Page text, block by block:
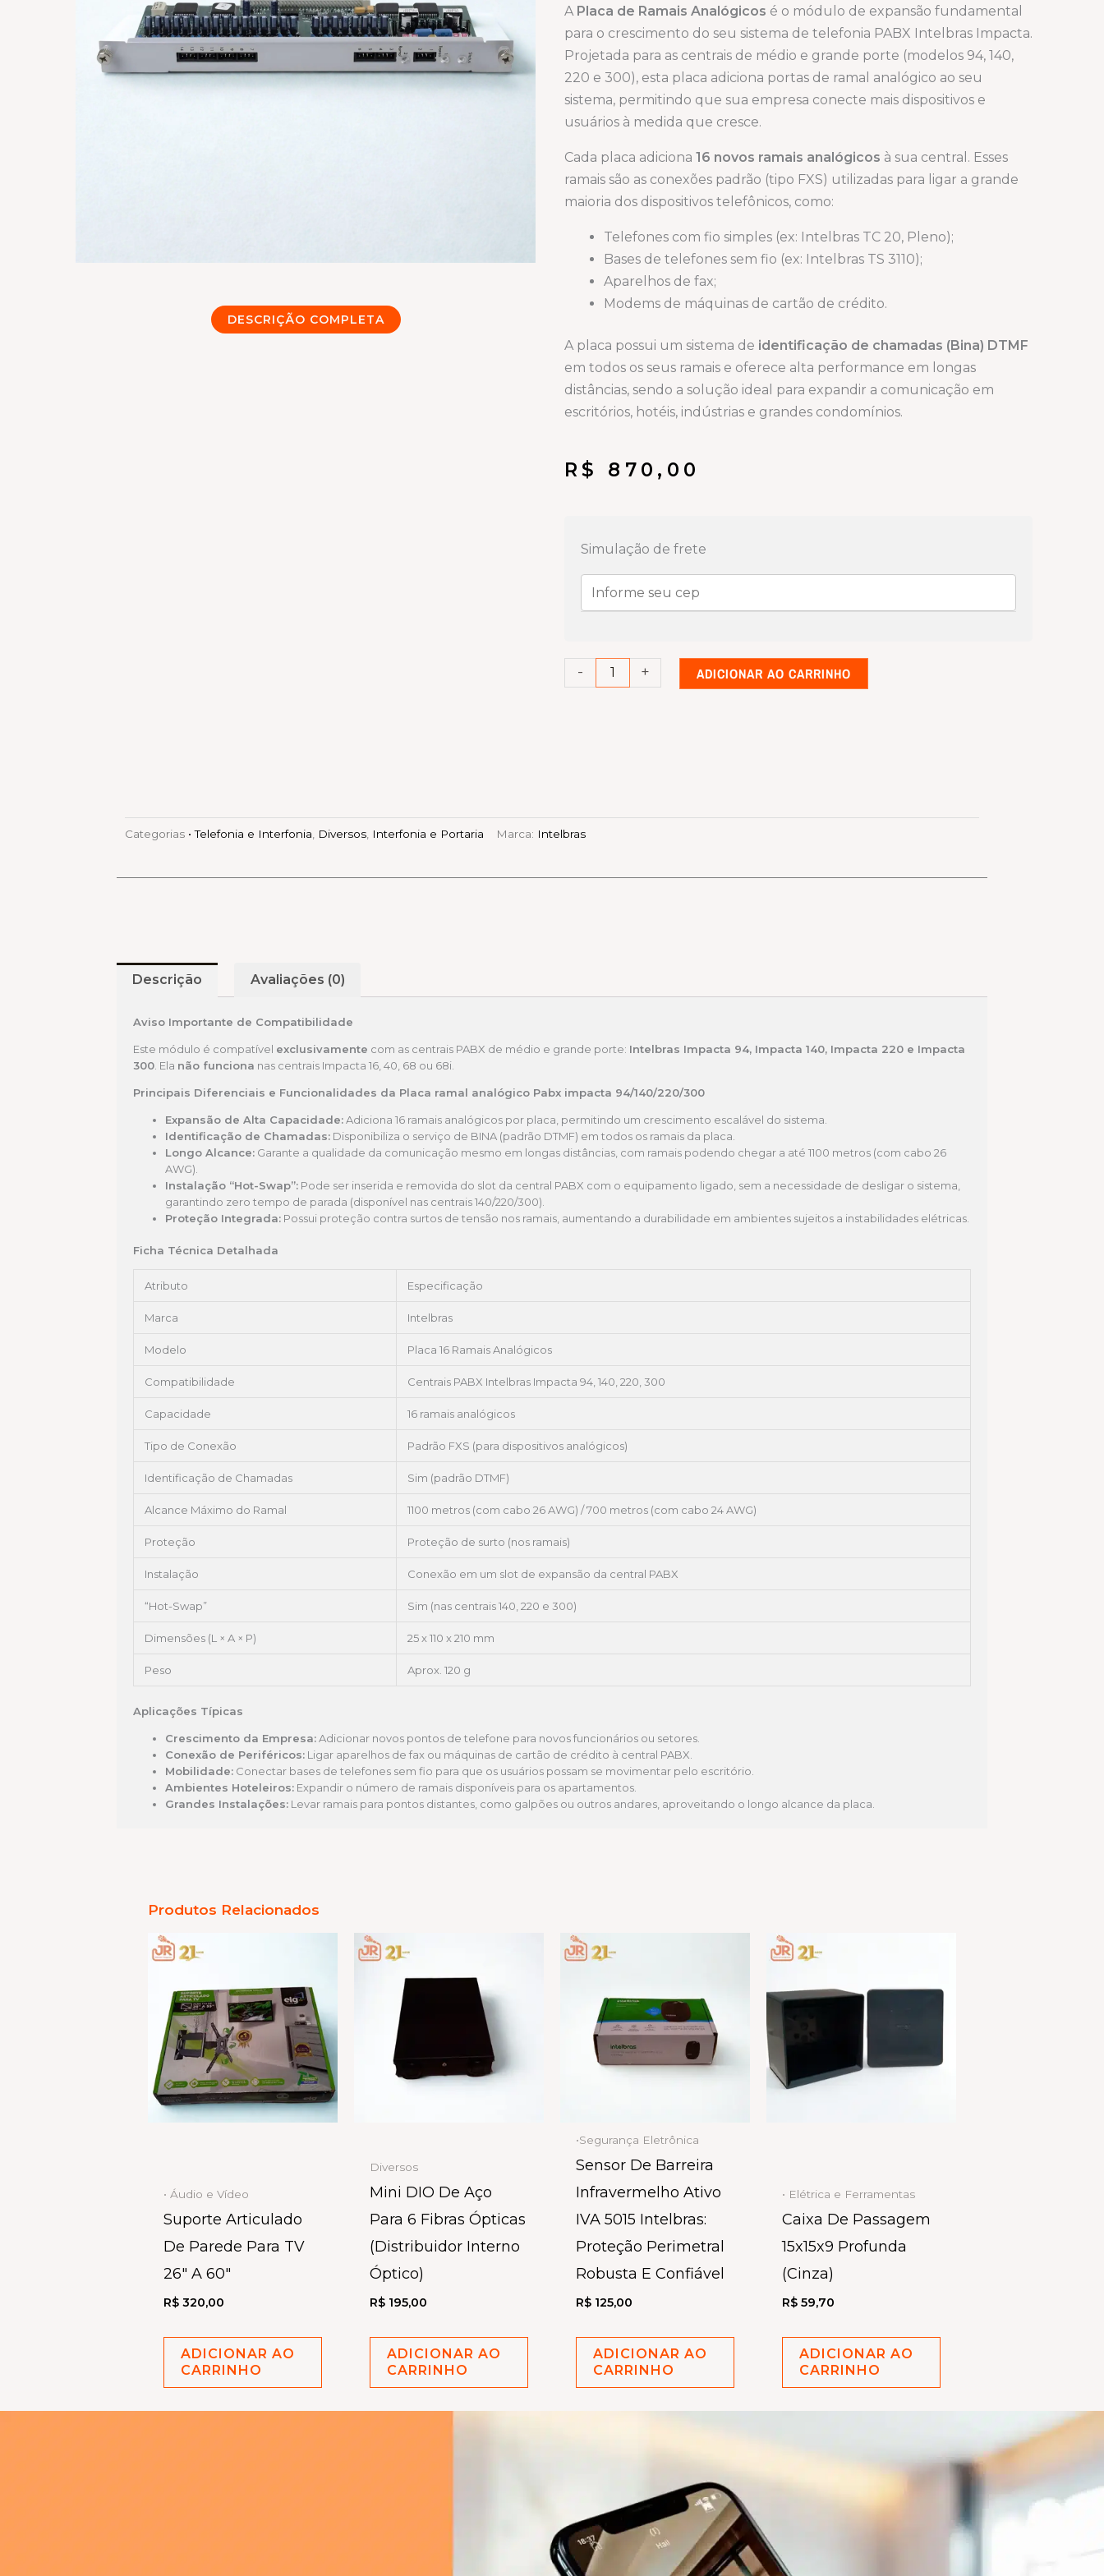
DESCRIÇÃO COMPLETA
A Placa de Ramais Analógicos é o módulo de expansão fundamental
para o crescimento do seu sistema de telefonia PABX Intelbras Impacta.
Projetada para as centrais de médio e grande porte (modelos 94, 140,
220 e 300), esta placa adiciona portas de ramal analógico ao seu
sistema, permitindo que sua empresa conecte mais dispositivos e
usuários à medida que cresce.
Cada placa adiciona 16 novos ramais analógicos à sua central. Esses
ramais são as conexões padrão (tipo FXS) utilizadas para ligar a grande
maioria dos dispositivos telefônicos, como:
Telefones com fio simples (ex: Intelbras TC 20, Pleno);
Bases de telefones sem fio (ex: Intelbras TS 3110);
Aparelhos de fax;
Modems de máquinas de cartão de crédito.
A placa possui um sistema de identificação de chamadas (Bina) DTMF
em todos os seus ramais e oferece alta performance em longas
distâncias, sendo a solução ideal para expandir a comunicação em
escritórios, hotéis, indústrias e grandes condomínios.
R$ 870,00
Simulação de frete
-
ramal
Pabx
impacta
quantidade
+ ADICIONAR AO CARRINHO
Categorias • Telefonia e Interfonia Diversos Interfonia e Portaria Marca: Intelbras
Descrição Avaliações (0)
Aviso Importante de Compatibilidade
Este módulo é compatível exclusivamente com as centrais PABX de médio e grande porte: Intelbras Impacta 94, Impacta 140, Impacta 220 e Impacta
300 . Ela não funciona nas centrais Impacta 16, 40, 68 ou 68i.
Principais Diferenciais e Funcionalidades da Placa ramal analógico Pabx impacta 94/140/220/300
Expansão de Alta Capacidade:Adiciona 16 ramais analógicos por placa, permitindo um crescimento escalável do sistema.
Identificação de Chamadas: Disponibiliza o serviço de BINA (padrão DTMF) em todos os ramais da placa.
Longo Alcance: Garante a qualidade da comunicação mesmo em longas distâncias, com ramais podendo chegar a até 1100 metros (com cabo 26
AWG).
Instalação “Hot-Swap”: Pode ser inserida e removida do slot da central PABX com o equipamento ligado, sem a necessidade de desligar o sistema,
garantindo zero tempo de parada (disponível nas centrais 140/220/300).
Proteção Integrada: Possui proteção contra surtos de tensão nos ramais, aumentando a durabilidade em ambientes sujeitos a instabilidades elétricas.
Ficha Técnica Detalhada
Atributo Especificação
Marca Intelbras
Modelo Placa 16 Ramais Analógicos
Compatibilidade Centrais PABX Intelbras Impacta 94, 140, 220, 300
Capacidade 16 ramais analógicos
Tipo de Conexão Padrão FXS (para dispositivos analógicos)
Identificação de Chamadas Sim (padrão DTMF)
Alcance Máximo do Ramal 1100 metros (com cabo 26 AWG) / 700 metros (com cabo 24 AWG)
Proteção Proteção de surto (nos ramais)
Instalação Conexão em um slot de expansão da central PABX
“Hot-Swap” Sim (nas centrais 140, 220 e 300)
Dimensões (L × A × P) 25 x 110 x 210 mm
Peso Aprox. 120 g
Aplicações Típicas
Crescimento da Empresa:Adicionar novos pontos de telefone para novos funcionários ou setores.
Conexão de Periféricos: Ligar aparelhos de fax ou máquinas de cartão de crédito à central PABX.
Mobilidade: Conectar bases de telefones sem fio para que os usuários possam se movimentar pelo escritório.
Ambientes Hoteleiros: Expandir o número de ramais disponíveis para os apartamentos.
Grandes Instalações: Levar ramais para pontos distantes, como galpões ou outros andares, aproveitando o longo alcance da placa.
Produtos Relacionados
• Áudio e Vídeo
Suporte Articulado
De Parede Para TV
26″ A 60″
R$ 320,00
ADICIONAR AO
CARRINHO
Diversos
Mini DIO De Aço
Para 6 Fibras Ópticas
(Distribuidor Interno
Óptico)
R$ 195,00
ADICIONAR AO
CARRINHO
•Segurança Eletrônica
Sensor De Barreira
Infravermelho Ativo
IVA 5015 Intelbras:
Proteção Perimetral
Robusta E Confiável
R$ 125,00
ADICIONAR AO
CARRINHO
• Elétrica e Ferramentas
Caixa De Passagem
15x15x9 Profunda
(Cinza)
R$ 59,70
ADICIONAR AO
CARRINHO